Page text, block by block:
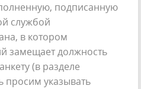
подписанную
службой
в котором
замещает должность
(в разделе
просим указывать